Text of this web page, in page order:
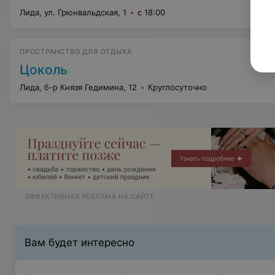
Лида, ул. Грюнвальдская, 1 с 18:00
ПРОСТРАНСТВО ДЛЯ ОТДЫХА
Цоколь
Лида, б-р Князя Гедимина, 12 Круглосуточно
ЭФФЕКТИВНАЯ РЕКЛАМА НА САЙТЕ
Вам будет интересно